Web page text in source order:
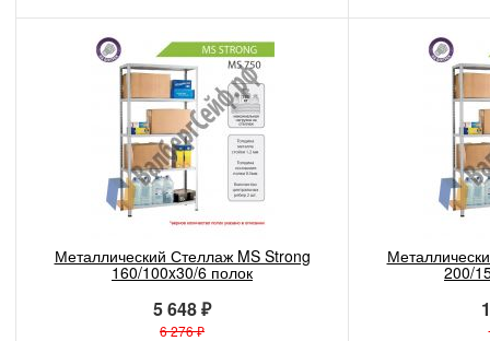
Металлический Стеллаж MS Strong
160/100x30/6 полок
5 648 ₽
6 276 ₽
200/